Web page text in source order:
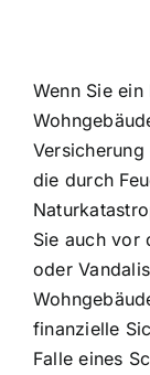
Wenn Sie
die durch
Sie auch vor
oder
finanzielle
Falle eines